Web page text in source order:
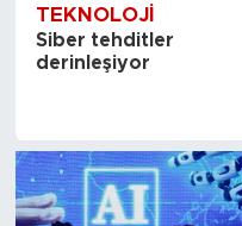
TEKNOLOJI
Siber tehditler
derinleşiyor